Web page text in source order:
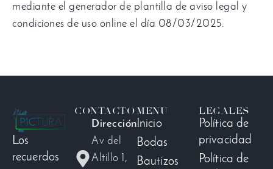
mediante el generador de plantilla de aviso legal y
condiciones de uso online el día 08/03/2025.
Los
recuerdos
CONTACTO
Dirección
Av del
Altillo 1,
MENU
Inicio
Bodas
Bautizos
LEGALES
Política de
privacidad
Política de